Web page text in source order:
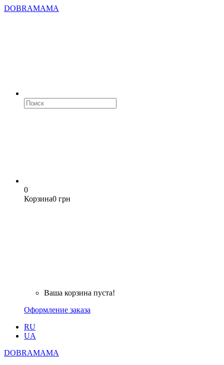
DOBRAMAMA
0
Корзина0 грн
Ваша корзина пуста!
Оформление заказа
RU
UA
DOBRAMAMA